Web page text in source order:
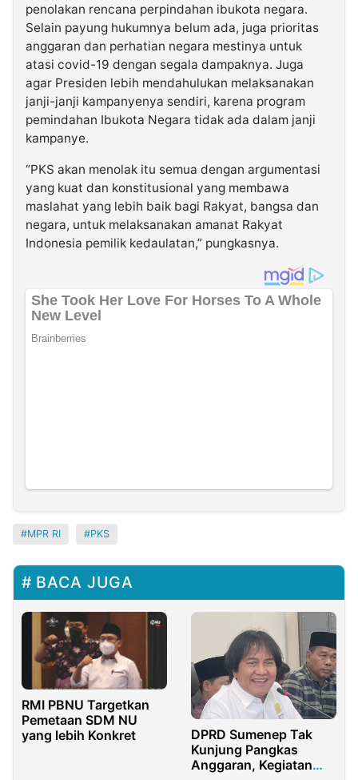
penolakan rencana perpindahan ibukota negara.
Selain payung hukumnya belum ada, juga prioritas
anggaran dan perhatian negara mestinya untuk
atasi covid-19 dengan segala dampaknya. Juga
agar Presiden lebih mendahulukan melaksanakan
janji-janji kampanyenya sendiri, karena program
pemindahan Ibukota Negara tidak ada dalam janji
kampanye.
“PKS akan menolak itu semua dengan argumentasi
yang kuat dan konstitusional yang membawa
maslahat yang lebih baik bagi Rakyat, bangsa dan
negara, untuk melaksanakan amanat Rakyat
Indonesia pemilik kedaulatan,” pungkasnya.
MPR RI PKS
BACA JUGA
RMI PBNU Targetkan
Pemetaan SDM NU
yang lebih Konkret
DPRD Sumenep Tak
Kunjung Pangkas
Anggaran, Kegiatan